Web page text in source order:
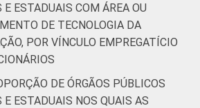
E ESTADUAIS COM ÁREA OU
DE TECNOLOGIA DA
POR VÍNCULO EMPREGATÍCIO
DE ÓRGÃOS PÚBLICOS
E ESTADUAIS NOS QUAIS AS